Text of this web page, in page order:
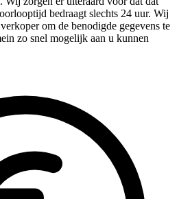
bedraagt slechts 24 uur. Wij
om de benodigde gegevens te
zo snel mogelijk aan u kunnen